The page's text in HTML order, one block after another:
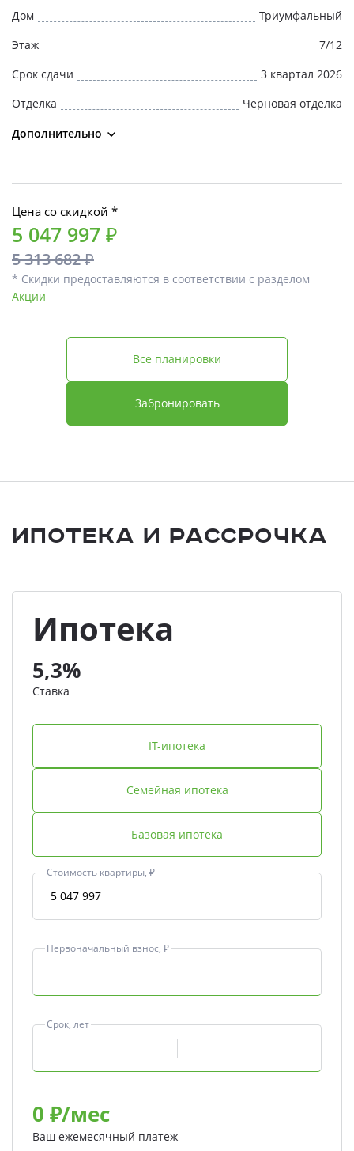
Дом
Триумфальный
Этаж
7/12
Срок сдачи
3 квартал 2026
Отделка
Черновая отделка
Дополнительно
Цена со скидкой *
5 047 997 ₽
5 313 682 ₽
* Скидки предоставляются в соответствии с разделом
Акции
Забронировать
Все планировки
Ипотека и Рассрочка
Ипотека
5,3%
Ставка
IT-ипотека
Семейная ипотека
Базовая ипотека
Стоимость квартиры, ₽
Первоначальный взнос, ₽
Срок, лет
0 ₽/мес
Ваш ежемесячный платеж